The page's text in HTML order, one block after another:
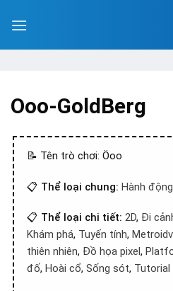
Ooo-GoldBerg
📝 Tên trò chơi: Öoo
📋 Thể loại chung: Hành động
📋 Thể loại chi tiết: 2D, Đi
Khám phá, Tuyến tính,
thiên nhiên, Đồ họa pixel,
đố, Hoài cổ, Sống sót, Tutorial